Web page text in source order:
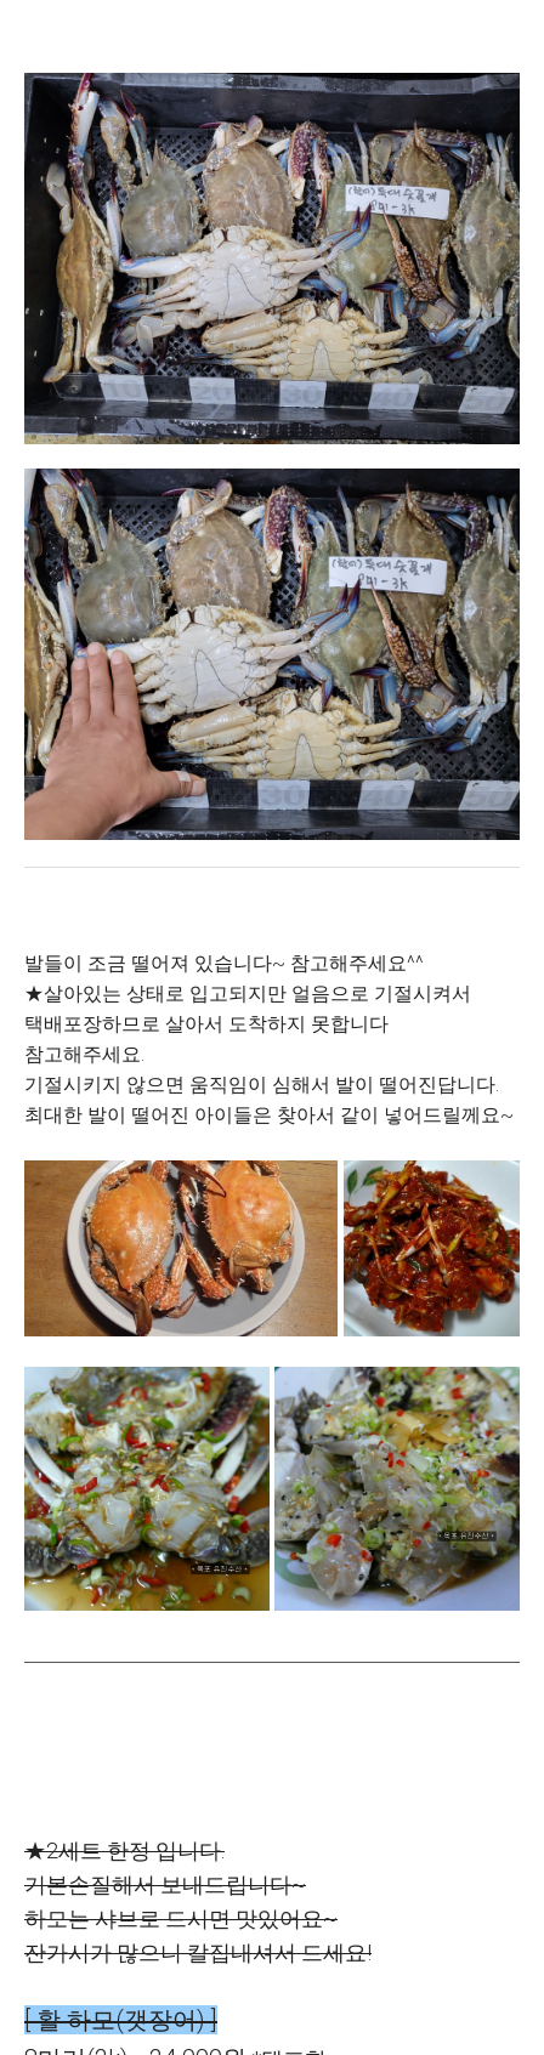
발들이 조금 떨어져 있습니다~ 참고해주세요^^
★살아있는 상태로 입고되지만 얼음으로 기절시켜서
택배포장하므로 살아서 도착하지 못합니다
참고해주세요.
기절시키지 않으면 움직임이 심해서 발이 떨어진답니다.
최대한 발이 떨어진 아이들은 찾아서 같이 넣어드릴께요~
★2세트 한정 입니다.
기본손질해서 보내드립니다~
하모는 샤브로 드시면 맛있어요~
잔가시가 많으니 칼집내셔서 드세요!
[ 활 하모(갯장어) ]